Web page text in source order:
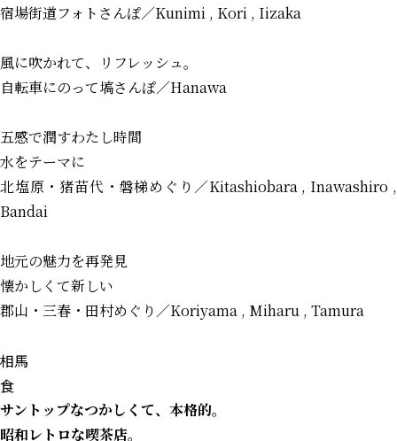
宿場街道フォトさんぽ／Kunimi , Kori , Iizaka
風に吹かれて、リフレッシュ。
自転車にのって塙さんぽ／Hanawa
五感で潤すわたし時間
水をテーマに
北塩原・猪苗代・磐梯めぐり ／Kitashiobara , Inawashiro ,
Bandai
地元の魅力を再発見
懐かしくて新しい
郡山・三春・田村めぐり ／Koriyama , Miharu , Tamura
相馬
食
サントップなつかしくて、本格的。
昭和レトロな喫茶店。